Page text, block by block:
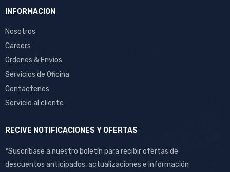
INFORMACION
Nosotros
Careers
Ordenes & Envios
Servicios de Oficina
Contactenos
Servicio al cliente
RECIVE NOTIFICACIONES Y OFERTAS
*Suscríbase a nuestro boletín para recibir ofertas de
descuentos anticipados, actualizaciones e información